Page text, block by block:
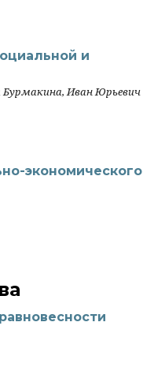
и
Бурмакина, Иван Юрьевич
экономического